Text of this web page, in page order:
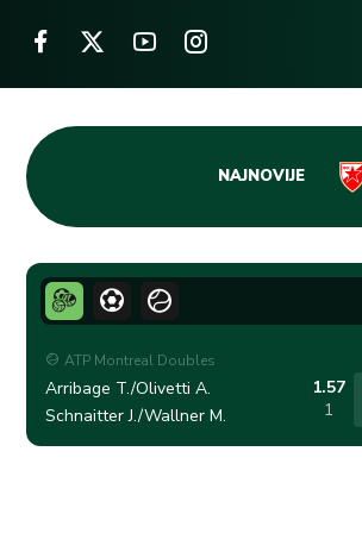
Skip
content
NAJNOVIJE
ATP Montreal Doubles
Arribage T./Olivetti A.
Schnaitter J./Wallner M.
1.57
1